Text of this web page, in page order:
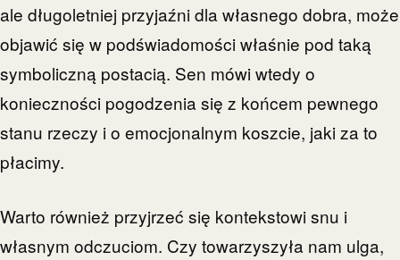
ale długoletniej przyjaźni dla własnego dobra, może
objawić się w podświadomości właśnie pod taką
symboliczną postacią. Sen mówi wtedy o
konieczności pogodzenia się z końcem pewnego
stanu rzeczy i o emocjonalnym koszcie, jaki za to
płacimy.
Warto również przyjrzeć się kontekstowi snu i
własnym odczuciom. Czy towarzyszyła nam ulga,